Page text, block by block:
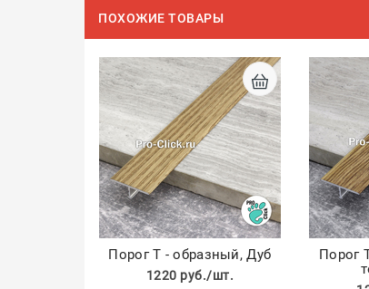
ПОХОЖИЕ ТОВАРЫ
Порог Т - образный, Дуб
1220 руб./шт.
Порог